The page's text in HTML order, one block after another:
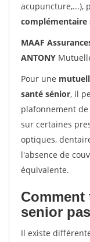
acupuncture,...),
complémentaire
MAAF
ANTONY
Pour une
santé sénior, il
plafonnement
sur certaines
optiques,
l'absence de
équivalente.
senior
Il existe